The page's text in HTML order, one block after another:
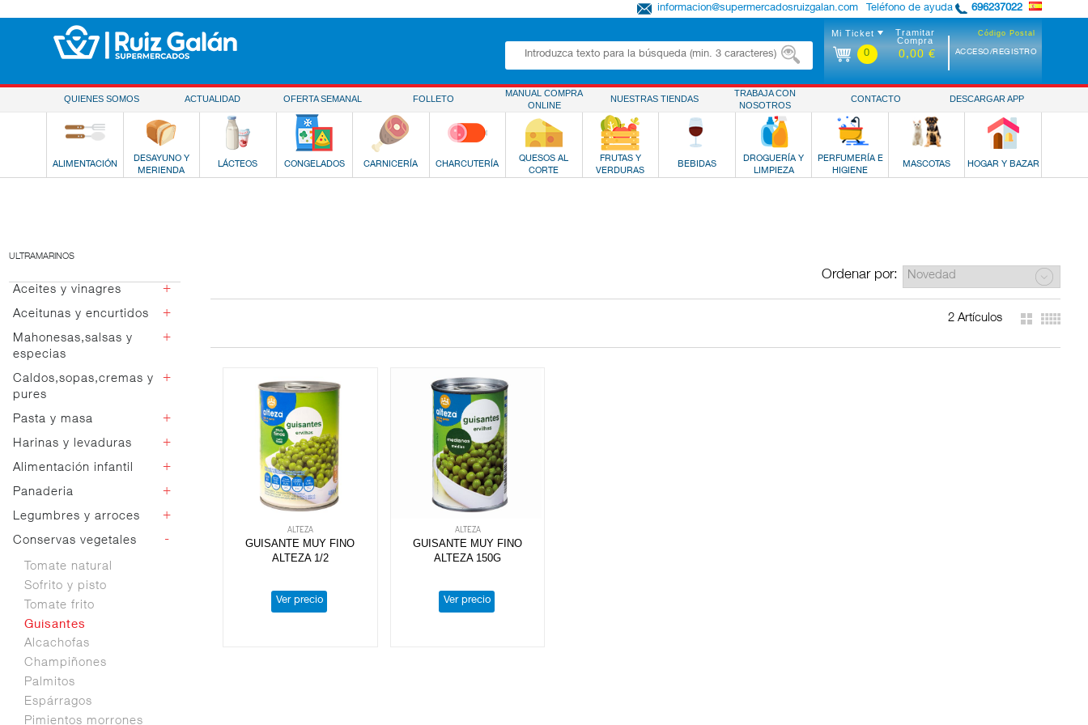
Teléfono de ayuda 696237022
informacion@supermercadosruizgalan.com
Código Postal
ACCESO/REGISTRO
Mi Ticket
0
Tramitar
Compra
0,00 €
QUIENES SOMOS ACTUALIDAD OFERTA SEMANAL FOLLETO
MANUAL COMPRA
ONLINE
NUESTRAS TIENDAS
TRABAJA CON
NOSOTROS
CONTACTO DESCARGAR APP
ALIMENTACIÓN
DESAYUNO Y
MERIENDA
LÁCTEOS CONGELADOS CARNICERÍA CHARCUTERÍA
QUESOS AL
CORTE
FRUTAS Y
VERDURAS
BEBIDAS
DROGUERÍA Y
LIMPIEZA
PERFUMERÍA E
HIGIENE
MASCOTAS HOGAR Y BAZAR
ULTRAMARINOS
Aceites y vinagres +
Aceite de girasol
Aceite de oliva
Aceite de semilla
Vinagres
Aceitunas y encurtidos +
Manzanilla
Rellenas anchoa
Negras
Especialidades
Zanahoria y
Pepinillos y
banderillas
Otros encurtidos
Mahonesas,salsas y
especias
+
Mahonesas
Salsas
Mostazas
Ketchups
condimentos
Colorantes
Caldos,sopas,cremas y
pures
+
Caldos
Sopas en sobre
Sopas líquidas y
Sopas instantáneas
Purés
Pasta y masa +
Pastas básicas
Pastas especiales
Harinas y levaduras +
Harina
Harina especial
Sémola
Alimentación infantil +
Yogures no
refrigerados
Papillas de frutas
Papillas combinadas
Leche y papilla en
polvo
Leche líquida
Zumos
Panaderia +
Pan rallado
Legumbres y arroces +
Alubias
Garbanzos
Lentejas
Arroces
Arroces especiales
Legumbres cocidas
Conservas vegetales -
Tomate natural
Sofrito y pisto
Tomate frito
Guisantes
Alcachofas
Champiñones
Palmitos
Espárragos
Pimientos morrones
Ordenar por:
2 Artículos
ALTEZA
GUISANTE MUY FINO
ALTEZA 1/2
Ver precio
ALTEZA
GUISANTE MUY FINO
ALTEZA 150G
Ver precio